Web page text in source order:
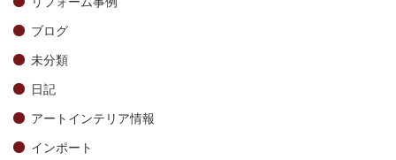
ブログ
未分類
日記
アートインテリア情報
インポート